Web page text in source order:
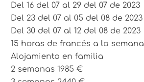
Del 16 del 07 al 29 del 07 de 2023
Del 23 del 07 al 05 del 08 de 2023
Del 30 del 07 al 12 del 08 de 2023
15 horas de francés a la semana
Alojamiento en familia
2 semanas 1985 €